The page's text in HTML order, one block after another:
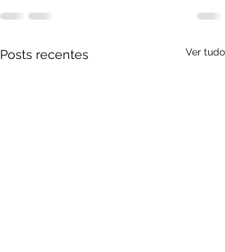
Posts recentes Ver tudo